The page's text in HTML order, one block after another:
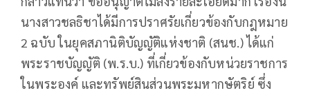
นางสาวชลธิชาได้มีการปราศรัยเกี่ยวข้องกับกฎหมาย
2 ฉบับ ในยุคสภานิติบัญญัติแห่งชาติ (สนช.) ได้แก่
พระราชบัญญัติ (พ.ร.บ.) ที่เกี่ยวข้องกับหน่วยราชการ
ในพระองค์ และทรัพย์สินส่วนพระมหากษัตริย์ ซึ่ง